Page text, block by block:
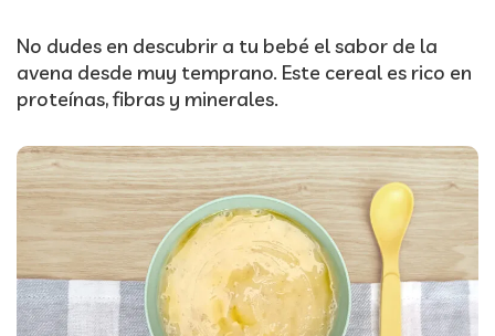
No dudes en descubrir a tu bebé el sabor de la
avena desde muy temprano. Este cereal es rico en
proteínas, fibras y minerales.